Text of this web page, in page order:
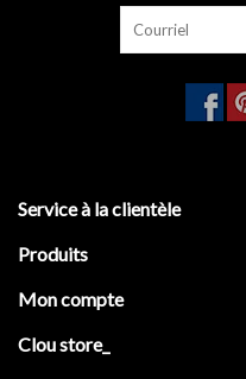
Service à la clientèle
Produits
Mon compte
Clou store_